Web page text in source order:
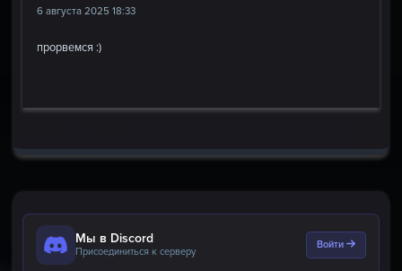
6 августа 2025 18:33
прорвемся :)
Мы в Discord
Присоединиться к серверу
Войти